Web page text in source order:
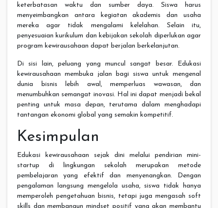
keterbatasan waktu dan sumber daya. Siswa harus
menyeimbangkan antara kegiatan akademis dan usaha
mereka agar tidak mengalami kelelahan. Selain itu,
penyesuaian kurikulum dan kebijakan sekolah diperlukan agar
program kewirausahaan dapat berjalan berkelanjutan.
Di sisi lain, peluang yang muncul sangat besar. Edukasi
kewirausahaan membuka jalan bagi siswa untuk mengenal
dunia bisnis lebih awal, memperluas wawasan, dan
menumbuhkan semangat inovasi. Hal ini dapat menjadi bekal
penting untuk masa depan, terutama dalam menghadapi
tantangan ekonomi global yang semakin kompetitif.
Kesimpulan
Edukasi kewirausahaan sejak dini melalui pendirian mini-
startup di lingkungan sekolah merupakan metode
pembelajaran yang efektif dan menyenangkan. Dengan
pengalaman langsung mengelola usaha, siswa tidak hanya
memperoleh pengetahuan bisnis, tetapi juga mengasah soft
skills dan membangun mindset positif yang akan membantu